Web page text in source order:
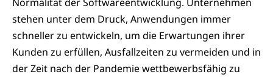
stehen unter dem Druck, Anwendungen immer
schneller zu entwickeln, um die Erwartungen ihrer
Kunden zu erfüllen, Ausfallzeiten zu vermeiden und in
der Zeit nach der Pandemie wettbewerbsfähig zu